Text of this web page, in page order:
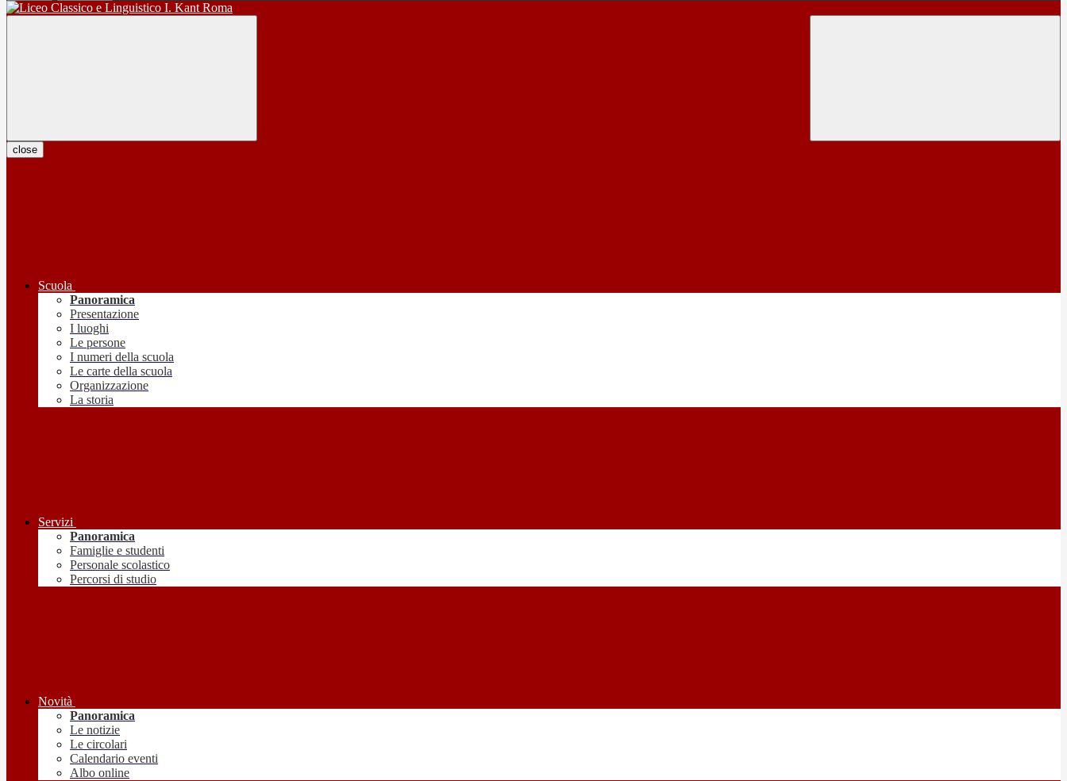
close
Scuola
Panoramica
Presentazione
I luoghi
Le persone
I numeri della scuola
Le carte della scuola
Organizzazione
La storia
Servizi
Panoramica
Famiglie e studenti
Personale scolastico
Percorsi di studio
Novità
Panoramica
Le notizie
Le circolari
Calendario eventi
Albo online